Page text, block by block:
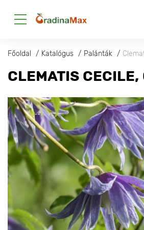
Főoldal Katalógus Palánták
CLEMATIS